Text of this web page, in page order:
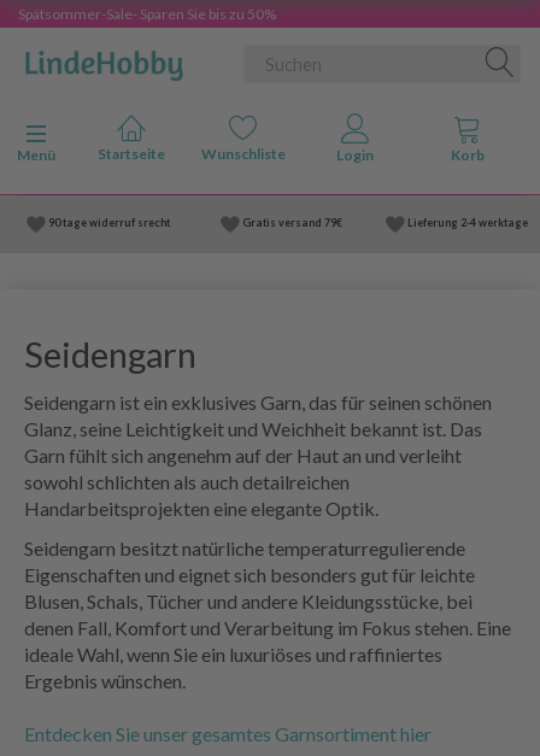
Spätsommer-Sale- Sparen Sie bis zu 50%
Anzeige ändern
Menü
90 tage widerruf srecht Gratis versand 79€ Lieferung 2-4 werktage
Seidengarn
Seidengarn ist ein exklusives Garn, das für seinen schönen
Glanz, seine Leichtigkeit und Weichheit bekannt ist. Das
Garn fühlt sich angenehm auf der Haut an und verleiht
sowohl schlichten als auch detailreichen
Handarbeitsprojekten eine elegante Optik.
Seidengarn besitzt natürliche temperaturregulierende
Eigenschaften und eignet sich besonders gut für leichte
Blusen, Schals, Tücher und andere Kleidungsstücke, bei
denen Fall, Komfort und Verarbeitung im Fokus stehen. Eine
ideale Wahl, wenn Sie ein luxuriöses und raffiniertes
Ergebnis wünschen.
Entdecken Sie unser gesamtes Garnsortiment hier